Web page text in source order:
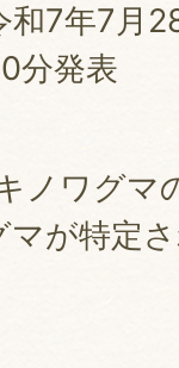
和7年7月
分発表
ノワグマ
が特定